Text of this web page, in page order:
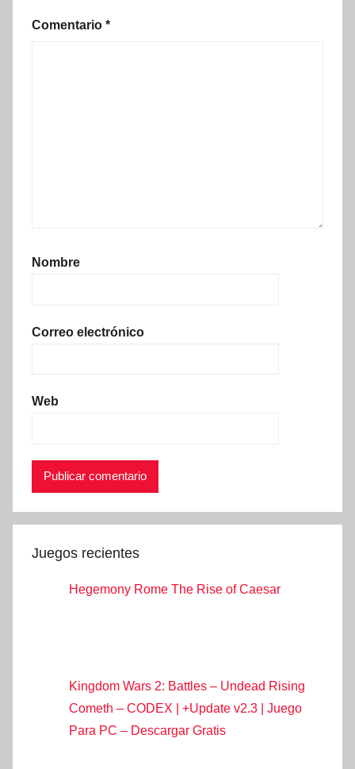
Comentario *
Nombre
Correo electrónico
Web
Juegos recientes
Hegemony Rome The Rise of Caesar
Kingdom Wars 2: Battles – Undead Rising
Cometh – CODEX | +Update v2.3 | Juego
Para PC – Descargar Gratis